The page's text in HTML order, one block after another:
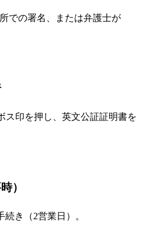
での署名、または弁護士が
ス印を押し、英文公証証明書を
）
き（2営業日）。